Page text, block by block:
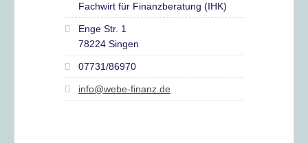
Fachwirt für Finanzberatung (IHK)
Enge Str. 1
78224 Singen
07731/86970
info@webe-finanz.de